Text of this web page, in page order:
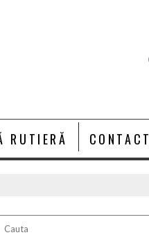
RUTIERĂ CONTACT